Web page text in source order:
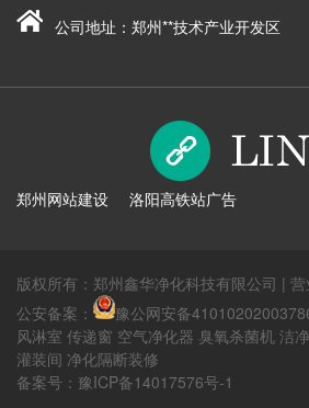
公司地址：郑州**技术产业开发区
郑州网站建设 洛阳高铁站广告
版权所有：郑州鑫华净化科技有限公司 |
公安备案：
豫公网安备
风淋室 传递窗 空气净化器 臭氧杀菌机 洁
灌装间 净化隔断装修
备案号： 豫ICP备14017576号-1